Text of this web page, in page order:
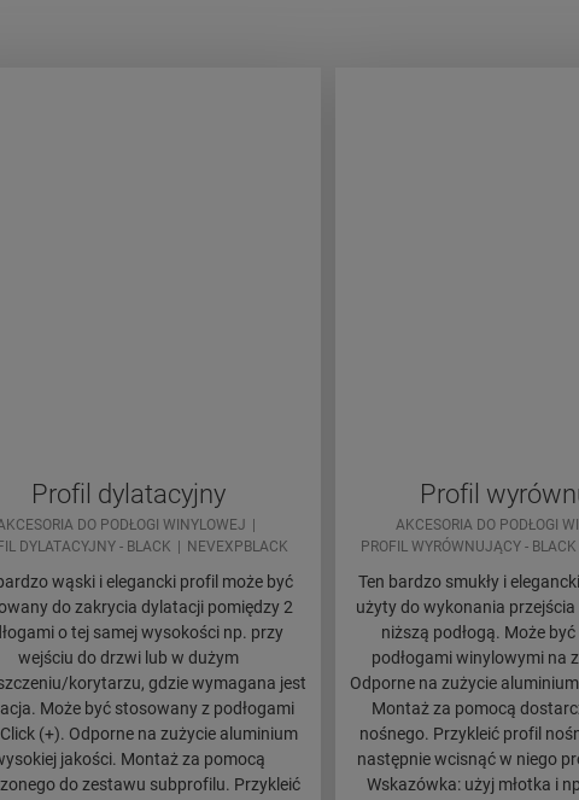
Profil dylatacyjny
DO PODŁOGI WINYLOWEJ
DYLATACYJNY - BLACK
NEVEXPBLACK
wąski i elegancki profil może być
do zakrycia dylatacji pomiędzy 2
o tej samej wysokości np. przy
wejściu do drzwi lub w dużym
korytarzu, gdzie wymagana jest
Może być stosowany z podłogami
(+). Odporne na zużycie aluminium
jakości. Montaż za pomocą
do zestawu subprofilu. Przykleić
Profil
AKCESORIA DO PODŁOGI
PROFIL WYRÓWNUJĄCY - BLACK
Ten bardzo smukły i
użyty do wykonania
niższą podłogą. Może
podłogami winylowymi na
Odporne na zużycie
Montaż za pomocą
nośnego. Przykleić profil
następnie wcisnąć w niego
Wskazówka: użyj młotka i